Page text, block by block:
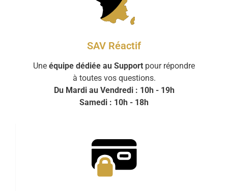
SAV Réactif
Une équipe dédiée au Support pour répondre
à toutes vos questions.
Du Mardi au Vendredi : 10h - 19h
Samedi : 10h - 18h